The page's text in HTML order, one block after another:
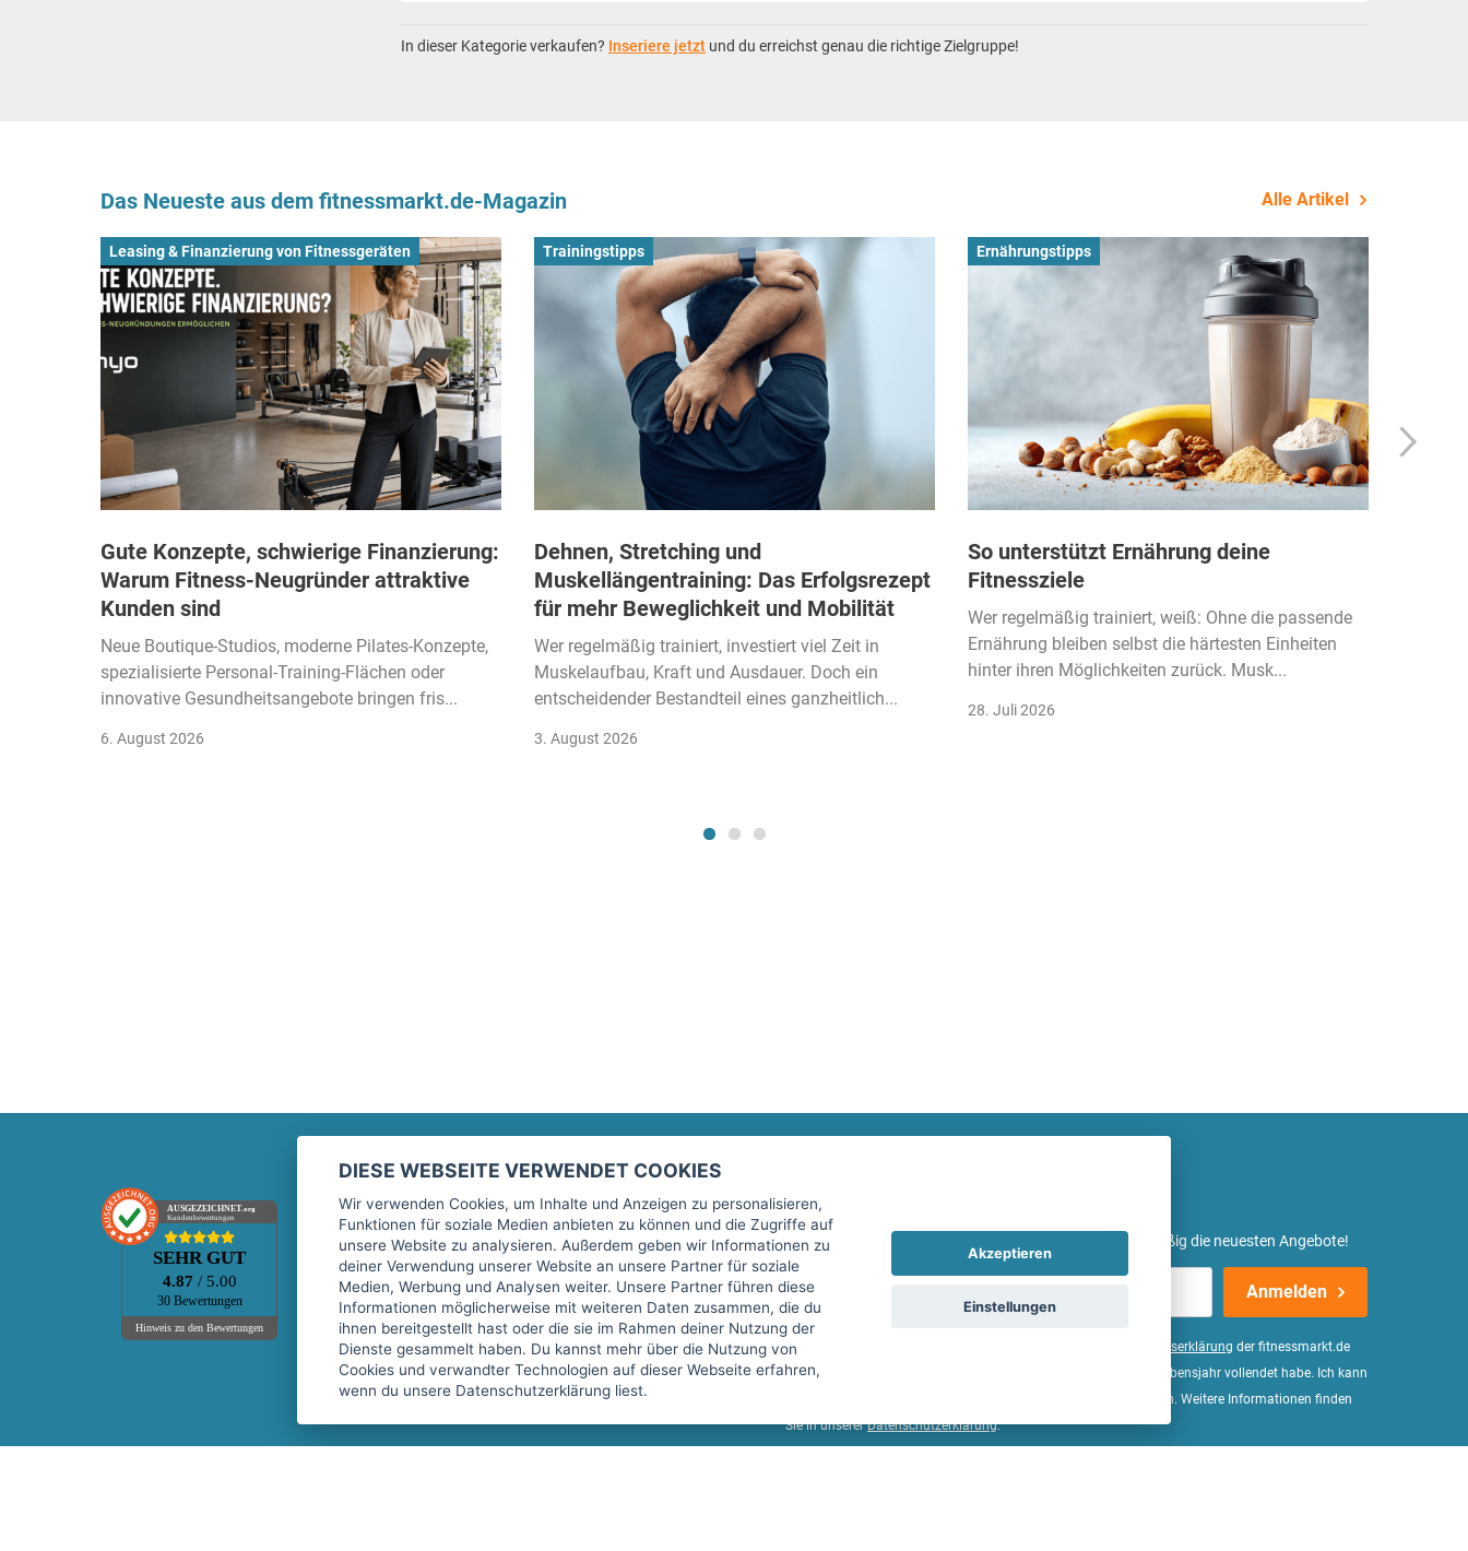
In dieser Kategorie verkaufen? Inseriere jetzt und du erreichst genau die richtige Zielgruppe!
Das Neueste aus dem fitnessmarkt.de-Magazin Alle Artikel
Leasing & Finanzierung von Fitnessgeräten
Gute Konzepte, schwierige Finanzierung:
Warum Fitness-Neugründer attraktive
Kunden sind
Neue Boutique-Studios, moderne Pilates-Konzepte,
spezialisierte Personal-Training-Flächen oder
innovative Gesundheitsangebote bringen fris...
6. August 2026
Trainingstipps
Dehnen, Stretching und
Muskellängentraining: Das Erfolgsrezept
für mehr Beweglichkeit und Mobilität
Wer regelmäßig trainiert, investiert viel Zeit in
Muskelaufbau, Kraft und Ausdauer. Doch ein
entscheidender Bestandteil eines ganzheitlich...
3. August 2026
Ernährungstipps
So unterstützt Ernährung deine
Fitnessziele
Wer regelmäßig trainiert, weiß: Ohne die passende
Ernährung bleiben selbst die härtesten Einheiten
hinter ihren Möglichkeiten zurück. Musk...
28. Juli 2026
AUSGEZEICHNET.org
Kundenbewertungen
SEHR GUT
4.87 / 5.00
30 Bewertungen
Hinweis zu den Bewertungen
Marktplatz
Kontakt
Preise Marktplatz
FAQ Marktplatz
Über uns
Werbebuchungen
Rechtliches
Impressum
AGB
Datenschutz
Sicherheit
Top-Inserat kündigen
fitnessmarkt.de Newsletter
Trage dich hier für unseren Newsletter ein und erhalte regelmäßig die neuesten Angebote!
Anmelden
Ich stimme der Verarbeitung meiner Daten, wie in der Einwilligungserklärung der fitnessmarkt.de
services GmbH beschrieben, zu und bestätige, dass ich das 16. Lebensjahr vollendet habe. Ich kann
diese Einwilligung jederzeit mit Wirkung für die Zukunft widerrufen. Weitere Informationen finden
Sie in unsererDatenschutzerklärung.
DIESE WEBSEITE VERWENDET COOKIES
Wir verwenden Cookies, um Inhalte und Anzeigen zu personalisieren,
Funktionen für soziale Medien anbieten zu können und die Zugriffe auf
unsere Website zu analysieren. Außerdem geben wir Informationen zu
deiner Verwendung unserer Website an unsere Partner für soziale
Medien, Werbung und Analysen weiter. Unsere Partner führen diese
Informationen möglicherweise mit weiteren Daten zusammen, die du
ihnen bereitgestellt hast oder die sie im Rahmen deiner Nutzung der
Dienste gesammelt haben. Du kannst mehr über die Nutzung von
Cookies und verwandter Technologien auf dieser Webseite erfahren,
wenn du unsere Datenschutzerklärung liest.
Akzeptieren
Einstellungen